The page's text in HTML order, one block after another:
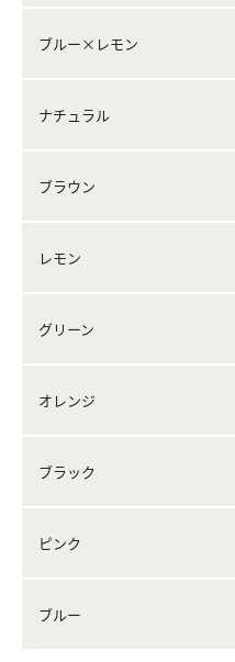
ブルー×レモン
ナチュラル
ブラウン
レモン
グリーン
オレンジ
ブラック
ピンク
ブルー